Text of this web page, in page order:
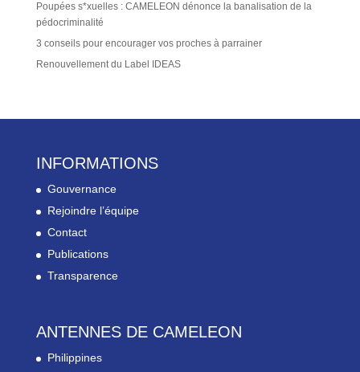
Poupées s*xuelles : CAMELEON dénonce la banalisation de la
pédocriminalité
3 conseils pour encourager vos proches à parrainer
Renouvellement du Label IDEAS
INFORMATIONS
Gouvernance
Rejoindre l’équipe
Contact
Publications
Transparence
ANTENNES DE CAMELEON
Philippines